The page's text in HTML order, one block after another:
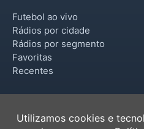
Futebol ao vivo
Rádios por cidade
Rádios por segmento
Favoritas
Recentes
Utilizamos cookies e